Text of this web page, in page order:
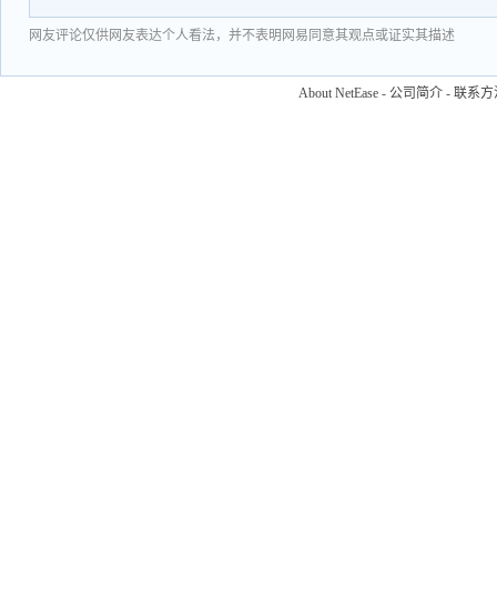
网友评论仅供网友表达个人看法，并不表明网易同意其观点或证实其描述
About NetEase - 公司简介 - 联系方